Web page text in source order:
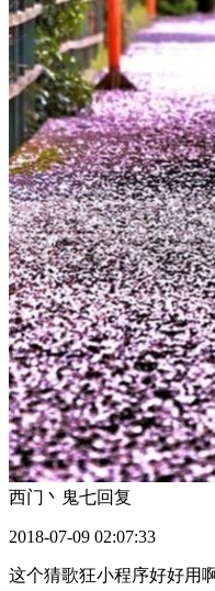
西门丶鬼七回复
2018-07-09 02:07:33
这个猜歌狂小程序好好用